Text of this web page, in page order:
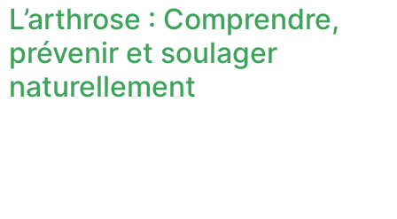
L’arthrose : Comprendre,
prévenir et soulager
naturellement